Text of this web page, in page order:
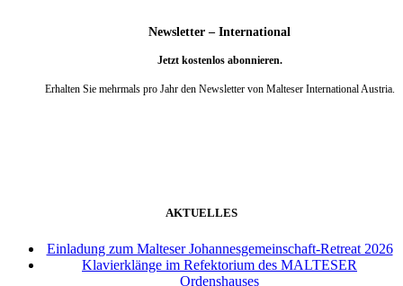
Newsletter – International
Jetzt kostenlos abonnieren.
Erhalten Sie mehrmals pro Jahr den Newsletter von Malteser International Austria.
AKTUELLES
Einladung zum Malteser Johannesgemeinschaft-Retreat 2026
Klavierklänge im Refektorium des MALTESER
Ordenshauses